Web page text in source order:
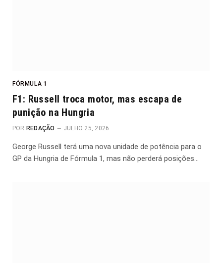
FÓRMULA 1
F1: Russell troca motor, mas escapa de
punição na Hungria
POR REDAÇÃO JULHO 25, 2026
George Russell terá uma nova unidade de potência para o
GP da Hungria de Fórmula 1, mas não perderá posições…